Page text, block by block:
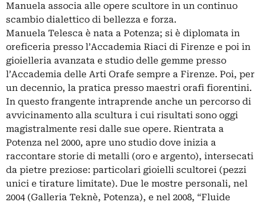
Manuela associa alle opere scultore in un continuo
scambio dialettico di bellezza e forza.
Manuela Telesca è nata a Potenza; si è diplomata in
oreficeria presso l’Accademia Riaci di Firenze e poi in
gioielleria avanzata e studio delle gemme presso
l’Accademia delle Arti Orafe sempre a Firenze. Poi, per
un decennio, la pratica presso maestri orafi fiorentini.
In questo frangente intraprende anche un percorso di
avvicinamento alla scultura i cui risultati sono oggi
magistralmente resi dalle sue opere. Rientrata a
Potenza nel 2000, apre uno studio dove inizia a
raccontare storie di metalli (oro e argento), intersecati
da pietre preziose: particolari gioielli scultorei (pezzi
unici e tirature limitate). Due le mostre personali, nel
2004 (Galleria Teknè, Potenza), e nel 2008, “Fluide